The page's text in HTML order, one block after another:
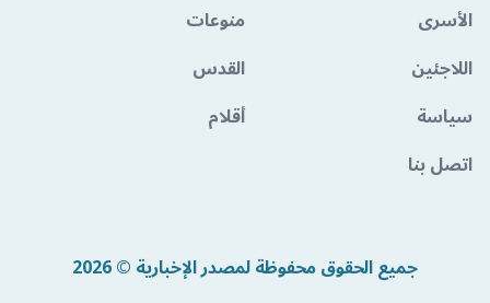
الأسرى
منوعات
اللاجئين
القدس
سياسة
أقلام
اتصل بنا
جميع الحقوق محفوظة لمصدر الإخبارية © 2026